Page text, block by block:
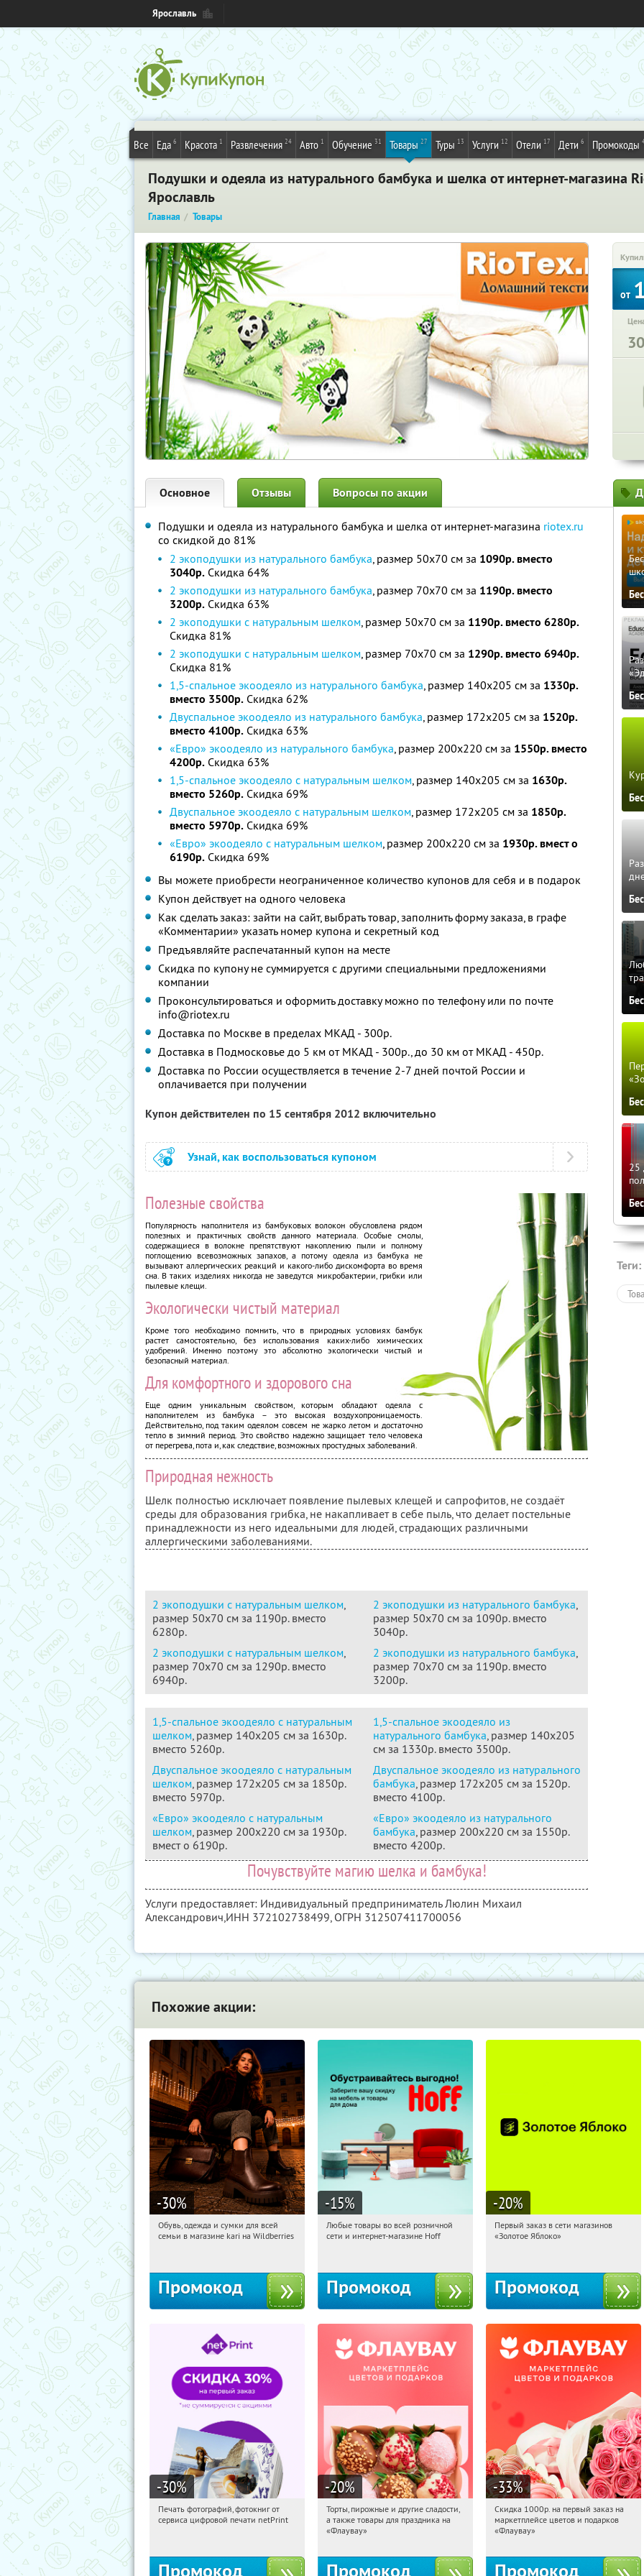
Ярославль
Все Еда 6 Красота 1 Развлечения 24 Авто 1 Обучение 31 Товары 27 Туры 13 Услуги 12 Отели 17 Дети 6 Промокоды
Подушки и одеяла из натурального бамбука и шелка от интернет-магазина
Ярославль
Главная Товары
от
Основное Отзывы Вопросы по акции
Подушки и одеяла из натурального бамбука и шелка от интернет-магазина riotex.ru
со скидкой до 81%
2 экоподушки из натурального бамбука, размер 50х70 см за 1090р. вместо
3040р. Скидка 64%
2 экоподушки из натурального бамбука, размер 70х70 см за 1190р. вместо
3200р. Скидка 63%
2 экоподушки с натуральным шелком, размер 50х70 см за 1190р. вместо 6280р.
Скидка 81%
2 экоподушки с натуральным шелком, размер 70х70 см за 1290р. вместо 6940р.
Скидка 81%
1,5-спальное экоодеяло из натурального бамбука, размер 140х205 см за 1330р.
вместо 3500р. Скидка 62%
Двуспальное экоодеяло из натурального бамбука, размер 172х205 см за 1520р.
вместо 4100р. Скидка 63%
«Евро» экоодеяло из натурального бамбука, размер 200х220 см за 1550р. вместо
4200р. Скидка 63%
1,5-спальное экоодеяло с натуральным шелком, размер 140х205 см за 1630р.
вместо 5260р. Скидка 69%
Двуспальное экоодеяло с натуральным шелком, размер 172х205 см за 1850р.
вместо 5970р. Скидка 69%
«Евро» экоодеяло с натуральным шелком, размер 200х220 см за 1930р. вмест о
6190р. Скидка 69%
Вы можете приобрести неограниченное количество купонов для себя и в подарок
Купон действует на одного человека
Как сделать заказ: зайти на сайт, выбрать товар, заполнить форму заказа, в графе
«Комментарии» указать номер купона и секретный код
Предъявляйте распечатанный купон на месте
Скидка по купону не суммируется с другими специальными предложениями
компании
Проконсультироваться и оформить доставку можно по телефону или по почте
info@riotex.ru
Доставка по Москве в пределах МКАД - 300р.
Доставка в Подмосковье до 5 км от МКАД - 300р., до 30 км от МКАД - 450р.
Доставка по России осуществляется в течение 2-7 дней почтой России и
оплачивается при получении
Купон действителен по 15 сентября 2012 включительно
Узнай, как воспользоваться купоном
Полезные свойства
Популярность наполнителя из бамбуковых волокон обусловлена рядом
полезных и практичных свойств данного материала. Особые смолы,
содержащиеся в волокне препятствуют накоплению пыли и полному
поглощению всевозможных запахов, а потому одеяла из бамбука не
вызывают аллергических реакций и какого-либо дискомфорта во время
сна. В таких изделиях никогда не заведутся микробактерии, грибки или
пылевые клещи.
Экологически чистый материал
Кроме того необходимо помнить, что в природных условиях бамбук
растет самостоятельно, без использования каких-либо химических
удобрений. Именно поэтому это абсолютно экологически чистый и
безопасный материал.
Для комфортного и здорового сна
Еще одним уникальным свойством, которым обладают одеяла с
наполнителем из бамбука – это высокая воздухопроницаемость.
Действительно, под таким одеялом совсем не жарко летом и достаточно
тепло в зимний период. Это свойство надежно защищает тело человека
от перегрева, пота и, как следствие, возможных простудных заболеваний.
Природная нежность
Шелк полностью исключает появление пылевых клещей и сапрофитов, не создаёт
среды для образования грибка, не накапливает в себе пыль, что делает постельные
принадлежности из него идеальными для людей, страдающих различными
аллергическими заболеваниями.
2 экоподушки с натуральным шелком,
размер 50х70 см за 1190р. вместо
6280р.
2 экоподушки с натуральным шелком,
размер 70х70 см за 1290р. вместо
6940р.
2 экоподушки из натурального бамбука,
размер 50х70 см за 1090р. вместо
3040р.
2 экоподушки из натурального бамбука,
размер 70х70 см за 1190р. вместо
3200р.
1,5-спальное экоодеяло с натуральным
шелком, размер 140х205 см за 1630р.
вместо 5260р.
Двуспальное экоодеяло с натуральным
шелком, размер 172х205 см за 1850р.
вместо 5970р.
«Евро» экоодеяло с натуральным
шелком, размер 200х220 см за 1930р.
вмест о 6190р.
1,5-спальное экоодеяло из
натурального бамбука, размер 140х205
см за 1330р. вместо 3500р.
Двуспальное экоодеяло из натурального
бамбука, размер 172х205 см за 1520р.
вместо 4100р.
«Евро» экоодеяло из натурального
бамбука, размер 200х220 см за 1550р.
вместо 4200р.
Почувствуйте магию шелка и бамбука!
Услуги предоставляет: Индивидуальный предприниматель Люлин Михаил
Александрович,ИНН 372102738499, ОГРН 312507411700056
25
Теги:
Похожие акции:
-30%
20:34:00 Получили:
Обувь, одежда и сумки для всей
семьи в магазине kari на Wildberries
Промокод
-15%
20:34:00 Получили:
Любые товары во всей розничной
сети и интернет-магазине Hoff
Промокод
-20%
20:34:00
Получи первым!
Первый заказ в сети магазинов
«Золотое Яблоко»
Промокод
-30%
20:34:00 Получили:
Печать фотографий, фотокниг от
сервиса цифровой печати netPrint
Промокод
-20%
20:34:00 Получили:
Россия
Торты, пирожные и другие сладости,
а также товары для праздника на
«Флаувау»
Промокод
-33%
20:34:00 Получили:
Россия
Скидка 1000р. на первый заказ на
маркетплейсе цветов и подарков
«Флаувау»
Промокод